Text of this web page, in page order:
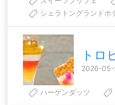
シェラトングランドホ
トロ
2026-
ハーゲンダッツ